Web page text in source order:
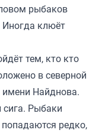
рыбаков
Иногда клюёт
тем, кто кто
в северной
Найднова.
сига. Рыбаки
редко,